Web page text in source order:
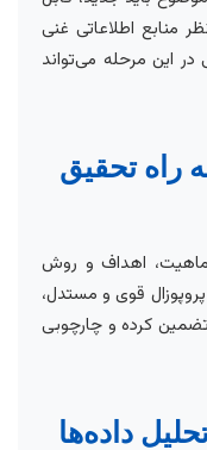
منابع اطلاعاتی غنی
این مرحله می‌تواند
راه تحقیق
اهداف و روش
قوی و مستدل،
تضمین کرده و چارچوبی